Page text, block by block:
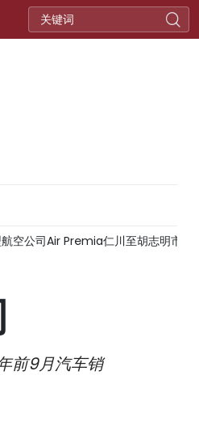
空公司Air Premia仁川至胡志明市航
前9月汽车销